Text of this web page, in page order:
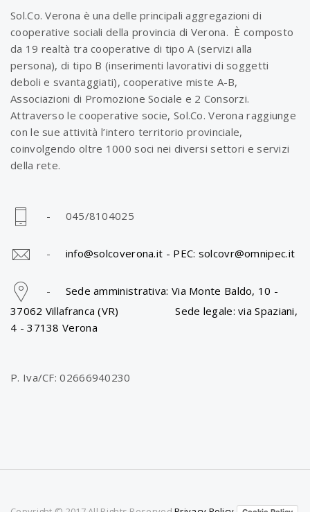
Sol.Co. Verona è una delle principali aggregazioni di
cooperative sociali della provincia di Verona. È composto
da 19 realtà tra cooperative di tipo A (servizi alla
persona), di tipo B (inserimenti lavorativi di soggetti
deboli e svantaggiati), cooperative miste A-B,
Associazioni di Promozione Sociale e 2 Consorzi.
Attraverso le cooperative socie, Sol.Co. Verona raggiunge
con le sue attività l’intero territorio provinciale,
coinvolgendo oltre 1000 soci nei diversi settori e servizi
della rete.
- 045/8104025
- info@solcoverona.it - PEC: solcovr@omnipec.it
- Sede amministrativa: Via Monte Baldo, 10 -
37062 Villafranca (VR) Sede legale: via Spaziani,
4 - 37138 Verona
P. Iva/CF: 02666940230